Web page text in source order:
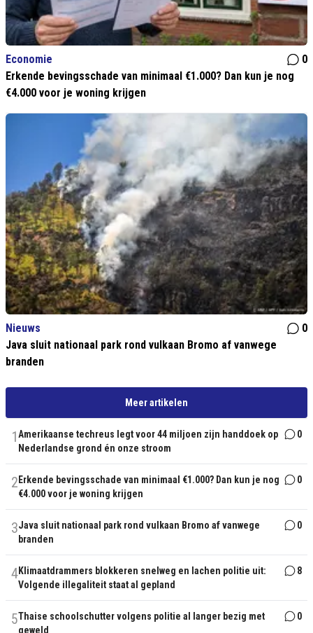
Economie
0
Erkende bevingsschade van minimaal €1.000? Dan kun je nog
€4.000 voor je woning krijgen
Nieuws
0
Java sluit nationaal park rond vulkaan Bromo af vanwege
branden
Meer artikelen
1Amerikaanse techreus legt voor 44 miljoen zijn handdoek op
Nederlandse grond én onze stroom
0
2 Erkende bevingsschade van minimaal €1.000? Dan kun je nog
€4.000 voor je woning krijgen
0
3Java sluit nationaal park rond vulkaan Bromo af vanwege
branden
0
4Klimaatdrammers blokkeren snelweg en lachen politie uit:
Volgende illegaliteit staat al gepland
8
5Thaise schoolschutter volgens politie al langer bezig met
geweld
0